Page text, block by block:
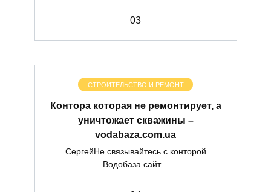
03
СТРОИТЕЛЬСТВО И РЕМОНТ
Контора которая не ремонтирует, а
уничтожает скважины –
vodabaza.com.ua
СергейНе связывайтесь с конторой
Водобаза сайт –